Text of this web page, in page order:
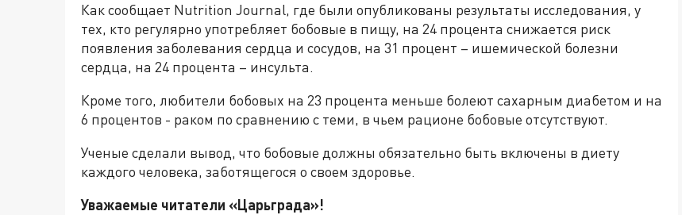
Как сообщает Nutrition Journal, где были опубликованы результаты исследования, у
тех, кто регулярно употребляет бобовые в пищу, на 24 процента снижается риск
появления заболевания сердца и сосудов, на 31 процент – ишемической болезни
сердца, на 24 процента – инсульта.
Кроме того, любители бобовых на 23 процента меньше болеют сахарным диабетом и на
6 процентов - раком по сравнению с теми, в чьем рационе бобовые отсутствуют.
Ученые сделали вывод, что бобовые должны обязательно быть включены в диету
каждого человека, заботящегося о своем здоровье.
Уважаемые читатели «Царьграда»!